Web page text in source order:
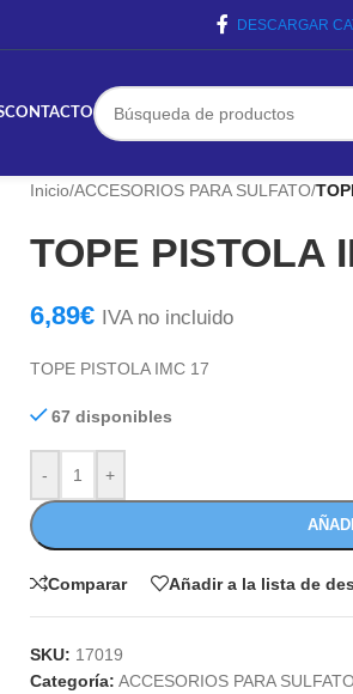
DESCARGAR
CONTACTO
Inicio/ACCESORIOS PARA SULFATO/
TOPE PISTOLA
6,89€ IVA no incluido
TOPE PISTOLA IMC 17
67 disponibles
- +
Comparar Añadir a la lista de
SKU: 17019
Categoría: ACCESORIOS PARA